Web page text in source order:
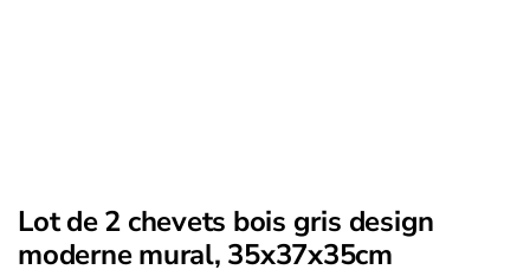
Lot de 2 chevets bois gris design
moderne mural, 35x37x35cm